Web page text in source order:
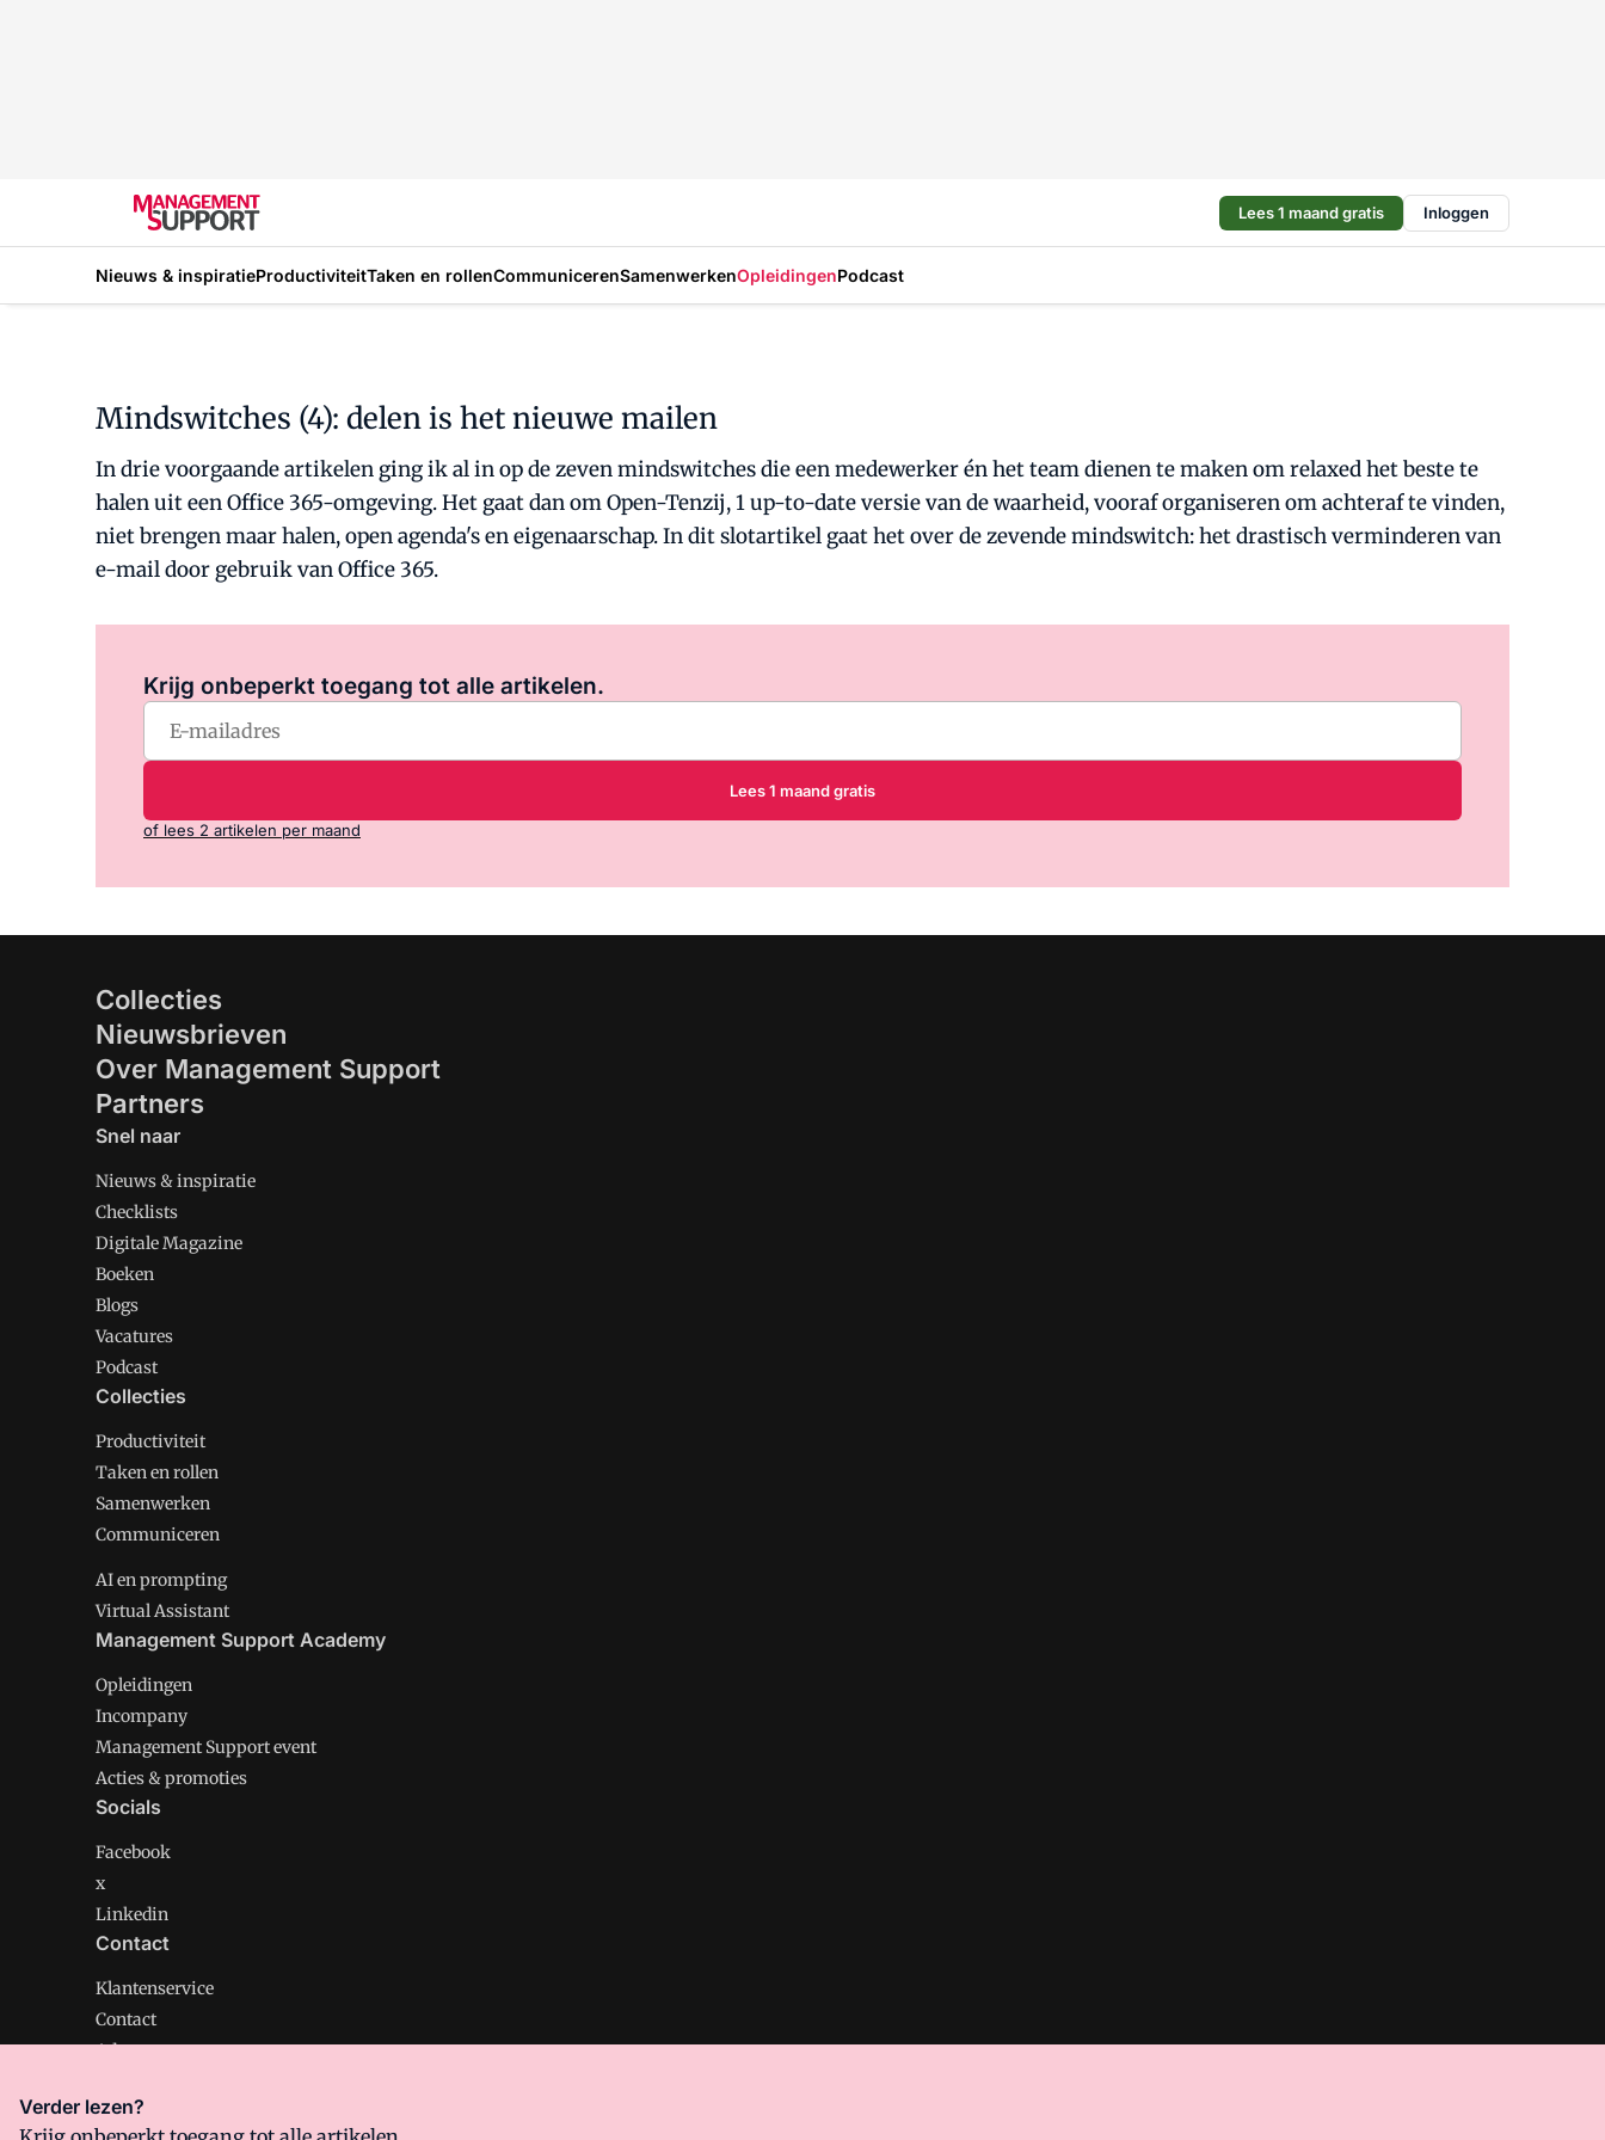
Lees 1 maand gratis Inloggen
Nieuws & inspiratieProductiviteitTaken en rollenCommunicerenSamenwerkenOpleidingenPodcast
Mindswitches (4): delen is het nieuwe mailen
In drie voorgaande artikelen ging ik al in op de zeven mindswitches die een medewerker én het team dienen te maken om relaxed het beste te
halen uit een Office 365-omgeving. Het gaat dan om Open-Tenzij, 1 up-to-date versie van de waarheid, vooraf organiseren om achteraf te vinden,
niet brengen maar halen, open agenda's en eigenaarschap. In dit slotartikel gaat het over de zevende mindswitch: het drastisch verminderen van
e-mail door gebruik van Office 365.
Krijg onbeperkt toegang tot alle artikelen.
Lees 1 maand gratis
of lees 2 artikelen per maand
Collecties
Nieuwsbrieven
Over Management Support
Partners
Snel naar
Nieuws & inspiratie
Checklists
Digitale Magazine
Boeken
Blogs
Vacatures
Podcast
Collecties
Productiviteit
Taken en rollen
Samenwerken
Communiceren
AI en prompting
Virtual Assistant
Management Support Academy
Opleidingen
Incompany
Management Support event
Acties & promoties
Socials
Facebook
x
Linkedin
Contact
Klantenservice
Contact
Adverteren
Verder lezen?